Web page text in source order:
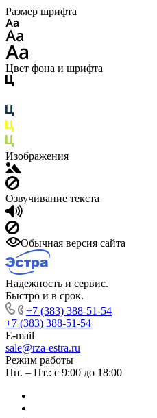
Размер шрифта
Цвет фона и шрифта
Изображения
Озвучивание текста
Обычная версия сайта
Надежность и сервис.
Быстро и в срок.
+7 (383) 388-51-54
+7 (383) 388-51-54
E-mail
sale@rza-estra.ru
Режим работы
Пн. – Пт.: с 9:00 до 18:00